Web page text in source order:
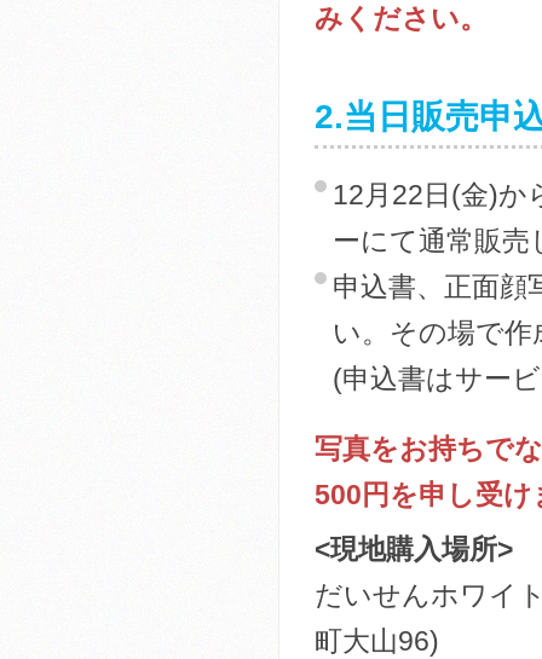
みください。
2.当日販売申
12月22日(金)か
ーにて通常販売
申込書、正面顔
い。その場で
(申込書はサー
写真をお持ちで
500円を申し受け
<現地購入場所>
だいせんホワイ
町大山96)